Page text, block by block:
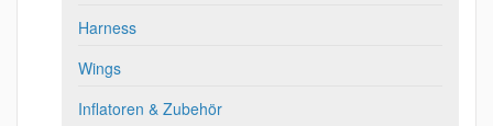
Harness
Wings
Inflatoren & Zubehör